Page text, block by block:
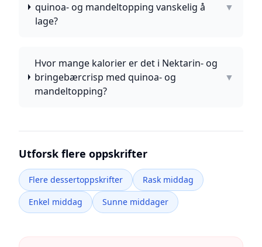
quinoa- og mandeltopping vanskelig å
lage?
▼
Hvor mange kalorier er det i Nektarin- og
bringebærcrisp med quinoa- og
mandeltopping?
▼
Utforsk flere oppskrifter
Flere dessertoppskrifter
Rask middag
Enkel middag
Sunne middager